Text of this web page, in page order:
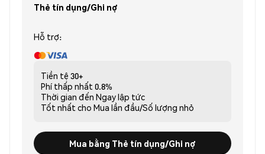
Thẻ tín dụng/Ghi nợ
Hỗ trợ:
Tiền tệ 30+
Phí thấp nhất 0.8%
Thời gian đến Ngay lập tức
Tốt nhất cho Mua lần đầu/Số lượng nhỏ
Mua bằng Thẻ tín dụng/Ghi nợ